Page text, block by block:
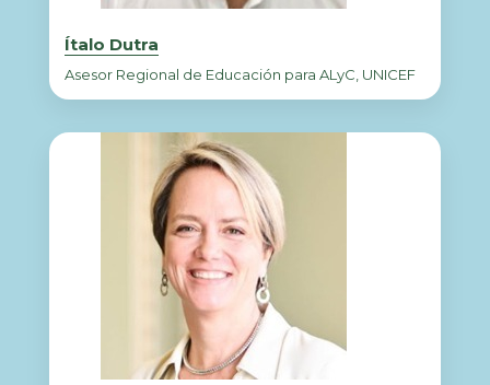
Ítalo Dutra
Asesor Regional de Educación para ALyC, UNICEF